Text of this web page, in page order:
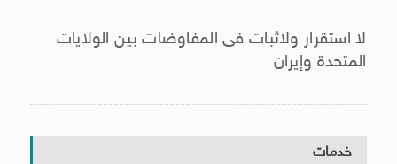
لا استقرار ولاثبات فى المفاوضات بين الولايات
المتحدة وإيران
خدمات